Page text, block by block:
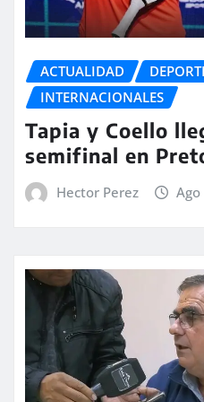
ACTUALIDAD
INTERNACIONALES
Tapia y Coello
semifinal en
Hector Perez